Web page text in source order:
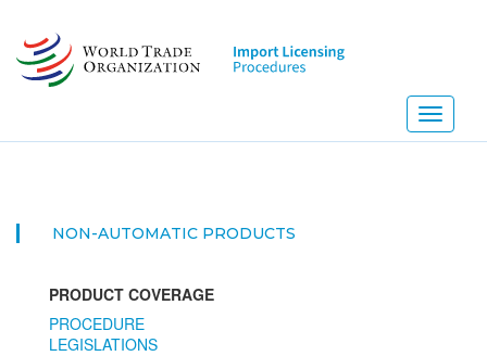
main
content
Toggle
NON-AUTOMATIC PRODUCTS
PRODUCT COVERAGE
PROCEDURE
LEGISLATIONS